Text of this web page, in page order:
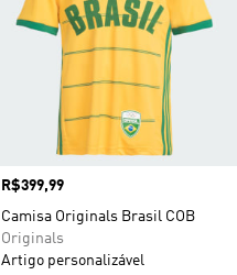
Preço
R$399,99
Camisa Originals Brasil COB
Originals
Artigo personalizável